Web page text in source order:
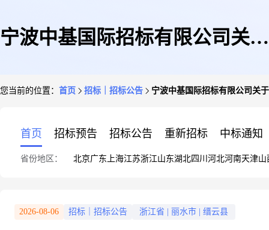
宁波中基国际招标有限公司关于
您当前的位置： 首页 招标｜招标公告 宁波中基国际招标有限公司关
首页 招标预告 招标公告 重新招标 中标通知
省份地区： 北京广东 上海江苏浙江山东湖北四川 河北河南天津山
2026-08-06 招标｜招标公告 浙江省 丽水市 缙云县